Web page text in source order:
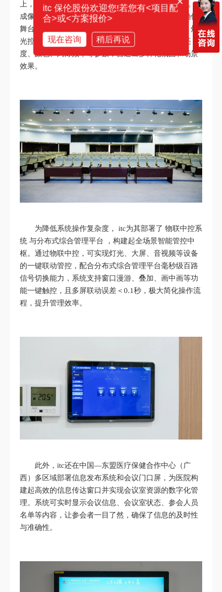
上，itc为报告厅配置了 10台成像灯和灯光控制系统 。
成像灯作为舞台面光，可提供充足而均匀的照明，确保
舞台上方会议主席区能获得正前方的充足补光照明。灯
光控制系统则通过编程和操作界面，精确控制灯光亮
度、颜色、闪烁频率等参数，营造出多样化氛围和场景
效果。
为降低系统操作复杂度， itc为其部署了 物联中控系
统 与分布式综合管理平台 ，构建起全场景智能管控中
枢。通过物联中控，可实现灯光、大屏、音视频等设备
的一键联动管控，配合分布式综合管理平台毫秒级百路
信号切换能力，系统支持窗口漫游、叠加、画中画等功
能一键触控，且多屏联动误差＜0.1秒，极大简化操作流
程，提升管理效率。
此外，itc还在中国—东盟医疗保健合作中心（广
西）多区域部署信息发布系统和会议门口屏，为医院构
建起高效的信息传达窗口并实现会议室资源的数字化管
理。系统可实时显示会议信息、会议室状态、参会人员
名单等内容，让参会者一目了然，确保了信息的及时性
与准确性。
itc 保伦股份欢迎您!若您有<项目配
合>或<方案报价>
现在咨询 稍后再说